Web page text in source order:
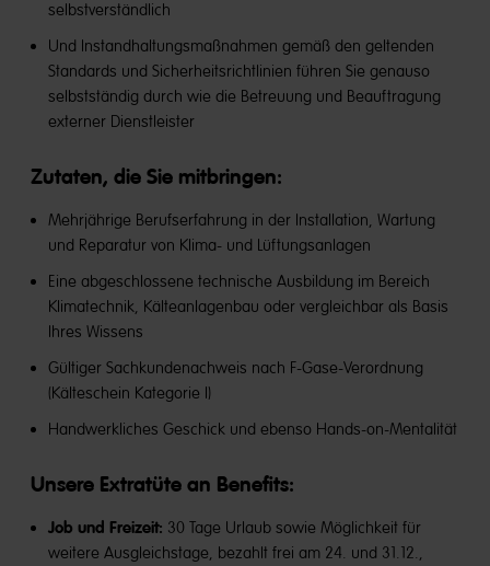
selbstverständlich
Und Instandhaltungsmaßnahmen gemäß den geltenden
Standards und Sicherheitsrichtlinien führen Sie genauso
selbstständig durch wie die Betreuung und Beauftragung
externer Dienstleister
Zutaten, die Sie mitbringen:
Mehrjährige Berufserfahrung in der Installation, Wartung
und Reparatur von Klima- und Lüftungsanlagen
Eine abgeschlossene technische Ausbildung im Bereich
Klimatechnik, Kälteanlagenbau oder vergleichbar als Basis
Ihres Wissens
Gültiger Sachkundenachweis nach F-Gase-Verordnung
(Kälteschein Kategorie I)
Handwerkliches Geschick und ebenso Hands-on-Mentalität
Unsere Extratüte an Benefits​:
Job und Freizeit: 30 Tage Urlaub sowie Möglichkeit für
weitere Ausgleichstage, bezahlt frei am 24. und 31.12.,